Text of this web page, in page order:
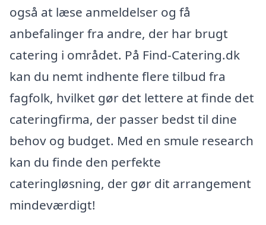
også at læse anmeldelser og få
anbefalinger fra andre, der har brugt
catering i området. På Find-Catering.dk
kan du nemt indhente flere tilbud fra
fagfolk, hvilket gør det lettere at finde det
cateringfirma, der passer bedst til dine
behov og budget. Med en smule research
kan du finde den perfekte
cateringløsning, der gør dit arrangement
mindeværdigt!